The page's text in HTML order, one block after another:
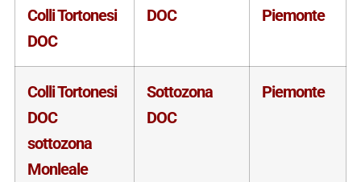
Colli Tortonesi
DOC
DOC Piemonte
Colli Tortonesi
DOC
sottozona
Monleale
Sottozona
DOC
Piemonte